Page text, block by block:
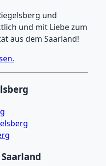
und
und mit Liebe zum
aus dem Saarland!